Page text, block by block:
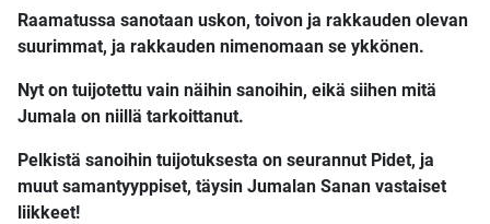
Raamatussa sanotaan uskon, toivon ja rakkauden olevan
suurimmat, ja rakkauden nimenomaan se ykkönen.
Nyt on tuijotettu vain näihin sanoihin, eikä siihen mitä
Jumala on niillä tarkoittanut.
Pelkistä sanoihin tuijotuksesta on seurannut Pidet, ja
muut samantyyppiset, täysin Jumalan Sanan vastaiset
liikkeet!